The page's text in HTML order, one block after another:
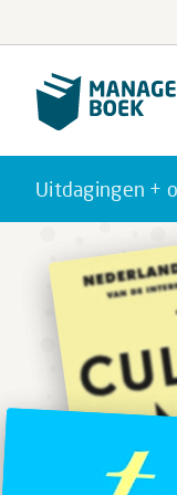
Uitdagingen +